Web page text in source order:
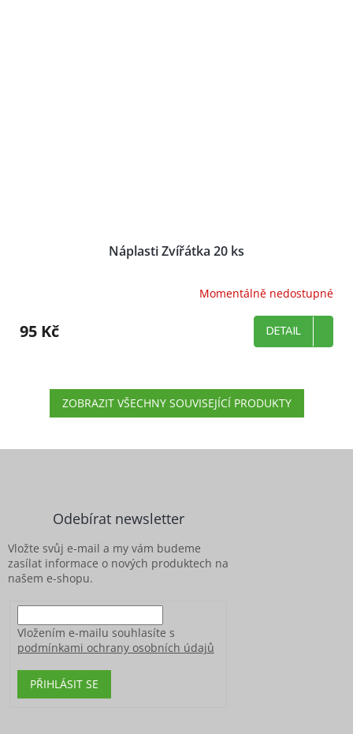
Náplasti Zvířátka 20 ks
Momentálně nedostupné
95 Kč DETAIL
ZOBRAZIT VŠECHNY SOUVISEJÍCÍ PRODUKTY
Odebírat newsletter
Vložte svůj e-mail a my vám budeme
zasílat informace o nových produktech na
našem e-shopu.
Vložením e-mailu souhlasíte s
podmínkami ochrany osobních údajů
PŘIHLÁSIT SE